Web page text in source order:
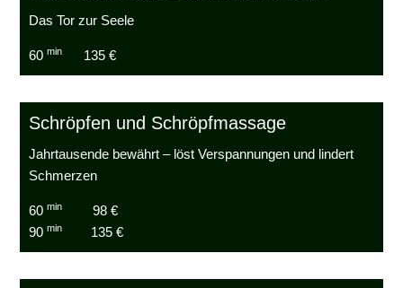
Das Tor zur Seele
60min 135 €
Schröpfen und Schröpfmassage
Jahrtausende bewährt – löst Verspannungen und lindert
Schmerzen
60min
98 €
90min 135 €